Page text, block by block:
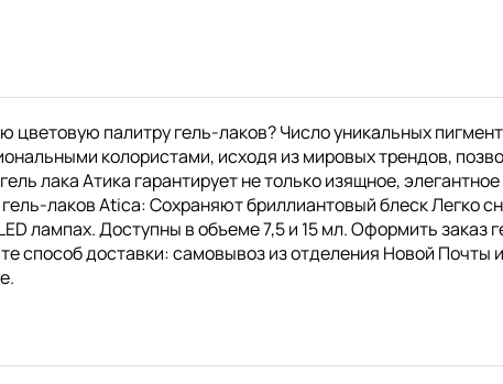
цветовую палитру гель-лаков? Число уникальных
колористами, исходя из мировых трендов,
лака Атика гарантирует не только изящное,
лаков Atica: Сохраняют бриллиантовый блеск Легко
лампах. Доступны в объеме 7,5 и 15 мл. Оформить заказ
способ доставки: самовывоз из отделения Новой Почты